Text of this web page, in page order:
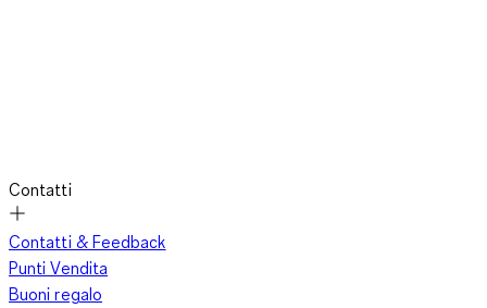
Contatti
Contatti & Feedback
Punti Vendita
Buoni regalo